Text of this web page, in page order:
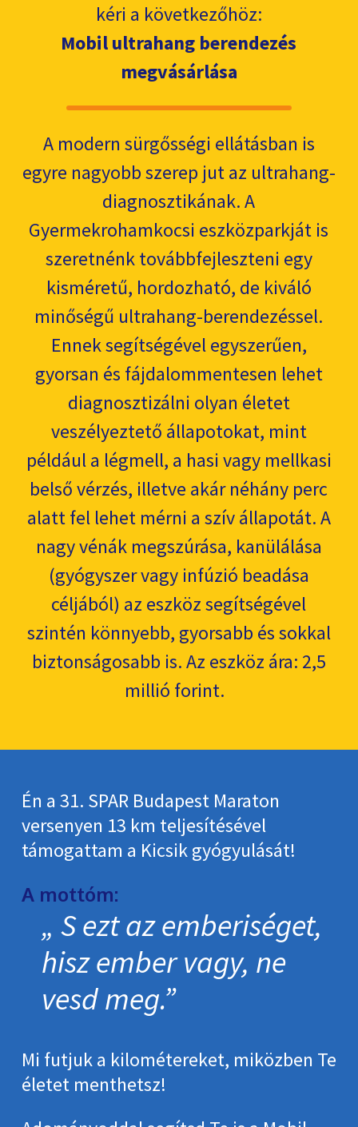
kéri a következőhöz:
Mobil ultrahang berendezés
megvásárlása
A modern sürgősségi ellátásban is
egyre nagyobb szerep jut az ultrahang-
diagnosztikának. A
Gyermekrohamkocsi eszközparkját is
szeretnénk továbbfejleszteni egy
kisméretű, hordozható, de kiváló
minőségű ultrahang-berendezéssel.
Ennek segítségével egyszerűen,
gyorsan és fájdalommentesen lehet
diagnosztizálni olyan életet
veszélyeztető állapotokat, mint
például a légmell, a hasi vagy mellkasi
belső vérzés, illetve akár néhány perc
alatt fel lehet mérni a szív állapotát. A
nagy vénák megszúrása, kanülálása
(gyógyszer vagy infúzió beadása
céljából) az eszköz segítségével
szintén könnyebb, gyorsabb és sokkal
biztonságosabb is. Az eszköz ára: 2,5
millió forint.
Én a 31. SPAR Budapest Maraton
versenyen 13 km teljesítésével
támogattam a Kicsik gyógyulását!
A mottóm:
S ezt az emberiséget,
hisz ember vagy, ne
vesd meg.
Mi futjuk a kilométereket, miközben Te
életet menthetsz!